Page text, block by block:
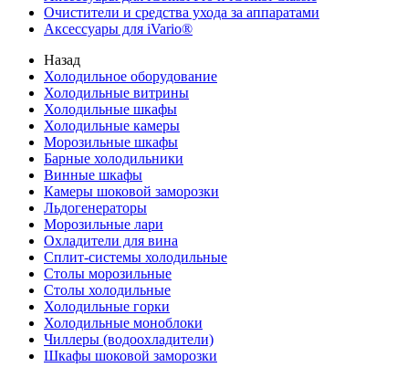
Очистители и средства ухода за аппаратами
Аксессуары для iVario®
Назад
Холодильное оборудование
Холодильные витрины
Холодильные шкафы
Холодильные камеры
Морозильные шкафы
Барные холодильники
Винные шкафы
Камеры шоковой заморозки
Льдогенераторы
Морозильные лари
Охладители для вина
Сплит-системы холодильные
Столы морозильные
Столы холодильные
Холодильные горки
Холодильные моноблоки
Чиллеры (водоохладители)
Шкафы шоковой заморозки